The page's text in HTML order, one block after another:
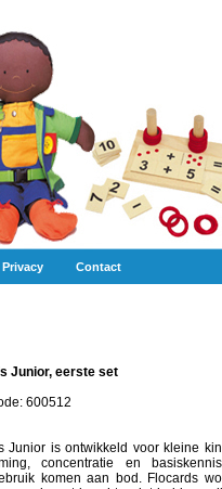
Privacy Contact
Junior, eerste set
600512
Junior is ontwikkeld voor kleine
concentratie en
komen aan bod. Flocards